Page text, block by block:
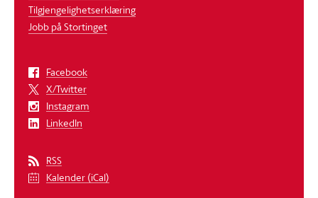
Tilgjengelighetserklæring
Jobb på Stortinget
Facebook
X/Twitter
Instagram
LinkedIn
RSS
Kalender (iCal)